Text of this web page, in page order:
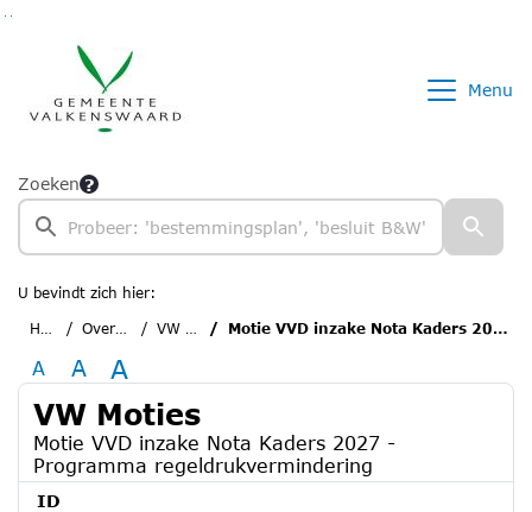
Menu
Zoeken
U bevindt zich hier:
Home
Overzichten VW Moties Motie VVD inzake Nota Kaders 2027 - Programma regeldrukvermindering
A A A
VW Moties
Motie VVD inzake Nota Kaders 2027 -
Programma regeldrukvermindering
ID